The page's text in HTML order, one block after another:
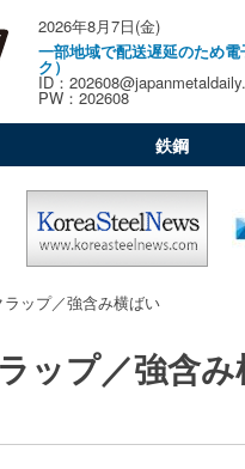
2026年8月7日(金)
一部地域で配送遅延のため
ク）
ID：
PW：202608
鉄鋼
ップ／強含み横ばい
ップ／強含